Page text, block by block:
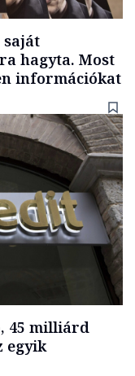
saját
hagyta. Most
információkat
45 milliárd
egyik